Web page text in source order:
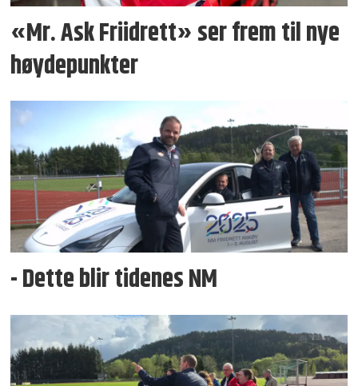
«Mr. Ask Friidrett» ser frem til nye
høydepunkter
- Dette blir tidenes NM